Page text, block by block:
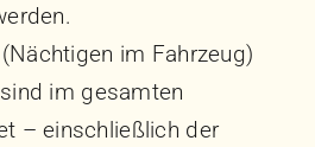
(Nächtigen im Fahrzeug)
sind im gesamten
– einschließlich der